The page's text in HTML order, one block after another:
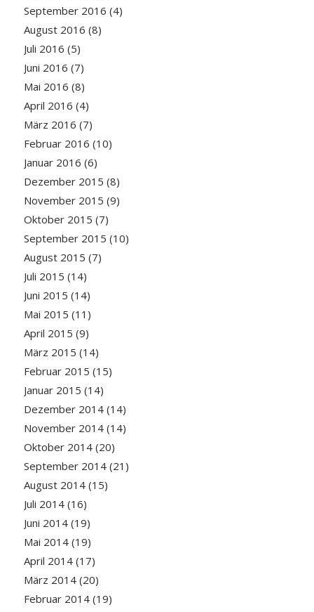
September 2016 (4)
August 2016 (8)
Juli 2016 (5)
Juni 2016 (7)
Mai 2016 (8)
April 2016 (4)
März 2016 (7)
Februar 2016 (10)
Januar 2016 (6)
Dezember 2015 (8)
November 2015 (9)
Oktober 2015 (7)
September 2015 (10)
August 2015 (7)
Juli 2015 (14)
Juni 2015 (14)
Mai 2015 (11)
April 2015 (9)
März 2015 (14)
Februar 2015 (15)
Januar 2015 (14)
Dezember 2014(14)
November 2014(14)
Oktober 2014(20)
September 2014(21)
August 2014(15)
Juli 2014(16)
Juni 2014(19)
Mai 2014(19)
April 2014(17)
März 2014(20)
Februar 2014(19)